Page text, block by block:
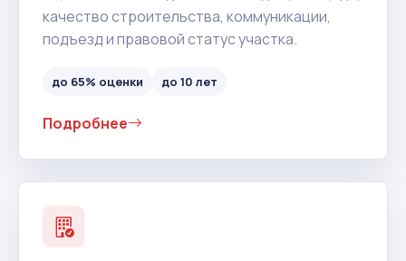
качество строительства, коммуникации,
подъезд и правовой статус участка.
до 65% оценки до 10 лет
Подробнее